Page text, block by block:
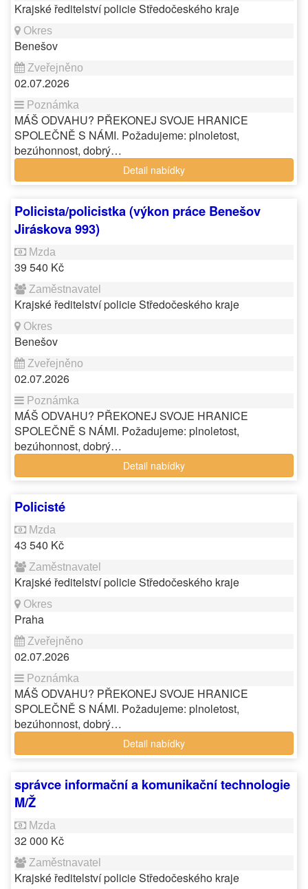
Krajské ředitelství policie Středočeského kraje
Benešov
02.07.2026
MÁŠ ODVAHU? PŘEKONEJ SVOJE HRANICE
SPOLEČNĚ S NÁMI. Požadujeme: plnoletost,
bezúhonnost, dobrý…
Detail nabídky
Policista/policistka (výkon práce Benešov
Jiráskova 993)
39 540 Kč
Krajské ředitelství policie Středočeského kraje
Benešov
02.07.2026
MÁŠ ODVAHU? PŘEKONEJ SVOJE HRANICE
SPOLEČNĚ S NÁMI. Požadujeme: plnoletost,
bezúhonnost, dobrý…
Detail nabídky
Policisté
43 540 Kč
Krajské ředitelství policie Středočeského kraje
Praha
02.07.2026
MÁŠ ODVAHU? PŘEKONEJ SVOJE HRANICE
SPOLEČNĚ S NÁMI. Požadujeme: plnoletost,
bezúhonnost, dobrý…
Detail nabídky
správce informační a komunikační technologie
M/Ž
32 000 Kč
Krajské ředitelství policie Středočeského kraje